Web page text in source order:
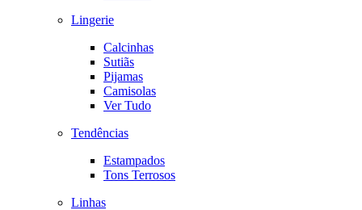
Lingerie
Calcinhas
Sutiãs
Pijamas
Camisolas
Ver Tudo
Tendências
Estampados
Tons Terrosos
Linhas